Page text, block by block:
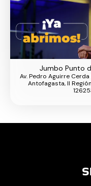
Jumbo Punto
Av. Pedro Aguirre
Antofagasta, II